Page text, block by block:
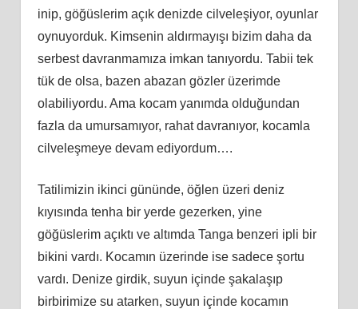
inip, göğüslerim açık denizde cilveleşiyor, oyunlar
oynuyorduk. Kimsenin aldırmayışı bizim daha da
serbest davranmamıza imkan tanıyordu. Tabii tek
tük de olsa, bazen abazan gözler üzerimde
olabiliyordu. Ama kocam yanımda olduğundan
fazla da umursamıyor, rahat davranıyor, kocamla
cilveleşmeye devam ediyordum….
Tatilimizin ikinci gününde, öğlen üzeri deniz
kıyısında tenha bir yerde gezerken, yine
göğüslerim açıktı ve altımda Tanga benzeri ipli bir
bikini vardı. Kocamın üzerinde ise sadece şortu
vardı. Denize girdik, suyun içinde şakalaşıp
birbirimize su atarken, suyun içinde kocamın